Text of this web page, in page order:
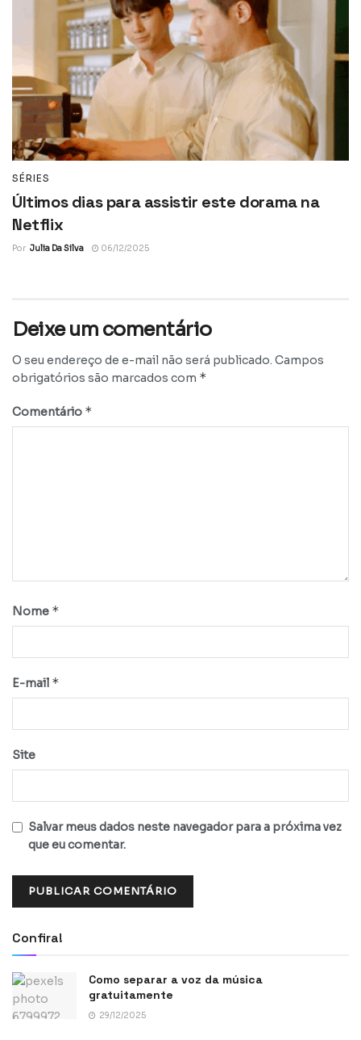
SÉRIES
Últimos dias para assistir este dorama na
Netflix
Por Julia Da Silva 06/12/2025
Deixe um comentário
O seu endereço de e-mail não será publicado. Campos
obrigatórios são marcados com *
Comentário *
Nome *
E-mail *
Site
Salvar meus dados neste navegador para a próxima vez
que eu comentar.
Confira!
Como separar a voz da música
gratuitamente
29/12/2025